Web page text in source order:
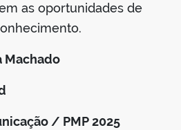
as oportunidades de
Machado
/ PMP 2025